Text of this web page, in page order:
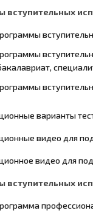
вступительных
варианты
видео для
видео для
вступительных